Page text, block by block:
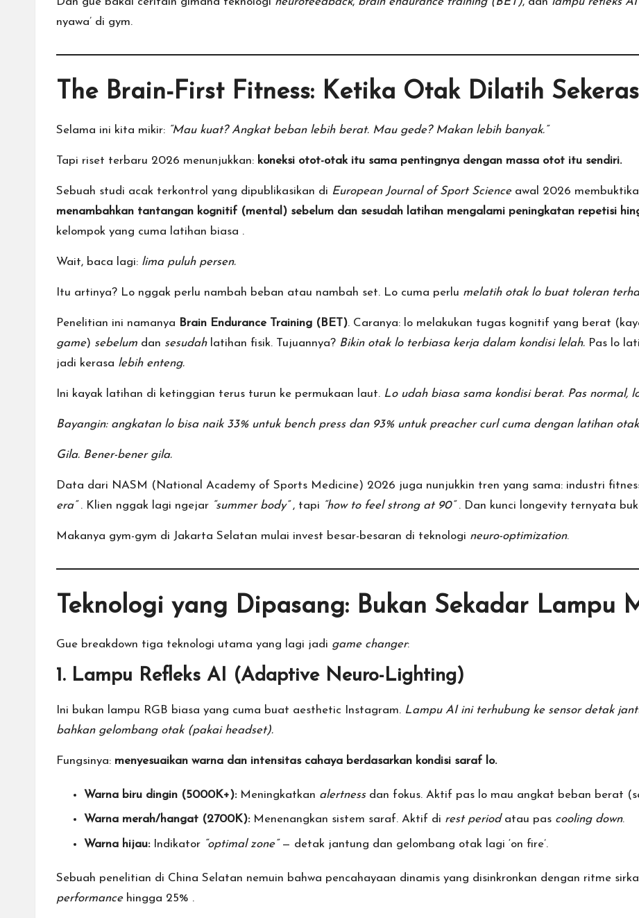
nyawa’ di gym.
The Brain-First Fitness: Ketika Otak Dilatih
Selama ini kita mikir: “Mau kuat? Angkat beban lebih berat. Mau gede? Makan lebih banyak.”
Tapi riset terbaru 2026 menunjukkan: koneksi otot-otak itu sama pentingnya dengan massa otot itu sendiri.
Sebuah studi acak terkontrol yang dipublikasikan di European Journal of Sport Scienceawal 2026
menambahkan tantangan kognitif (mental) sebelum dan sesudah latihan mengalami peningkatan repetisi
kelompok yang cuma latihan biasa .
Wait, baca lagi: lima puluh persen.
Itu artinya? Lo nggak perlu nambah beban atau nambah set. Lo cuma perlu melatih otak lo buat toleran
Penelitian ini namanya Brain Endurance Training (BET). Caranya: lo melakukan tugas kognitif yang berat
game) sebelum dan sesudahlatihan fisik. Tujuannya? Bikin otak lo terbiasa kerja dalam kondisi lelah. Pas lo
jadi kerasa lebih enteng.
Ini kayak latihan di ketinggian terus turun ke permukaan laut. Lo udah biasa sama kondisi berat. Pas normal,
Bayangin: angkatan lo bisa naik 33% untuk bench press dan 93% untuk preacher curl cuma dengan latihan
Gila. Bener-bener gila.
Data dari NASM (National Academy of Sports Medicine) 2026 juga nunjukkin tren yang sama: industri
era”. Klien nggak lagi ngejar “summer body”, tapi “how to feel strong at 90” . Dan kunci longevity ternyata
Makanya gym-gym di Jakarta Selatan mulai invest besar-besaran di teknologi neuro-optimization.
Teknologi yang Dipasang: Bukan Sekadar Lampu
Gue breakdown tiga teknologi utama yang lagi jadi game changer:
1. Lampu Refleks AI (Adaptive Neuro-Lighting)
Ini bukan lampu RGB biasa yang cuma buat aesthetic Instagram. Lampu AI ini terhubung ke sensor detak
bahkan gelombang otak (pakai headset).
Fungsinya: menyesuaikan warna dan intensitas cahaya berdasarkan kondisi saraf lo.
Warna biru dingin (5000K+):Meningkatkan alertnessdan fokus. Aktif pas lo mau angkat beban berat
Warna merah/hangat (2700K):Menenangkan sistem saraf. Aktif di rest periodatau pas cooling down.
Warna hijau:Indikator “optimal zone”— detak jantung dan gelombang otak lagi ‘on fire’.
Sebuah penelitian di China Selatan nemuin bahwa pencahayaan dinamis yang disinkronkan dengan ritme
performancehingga 25% .